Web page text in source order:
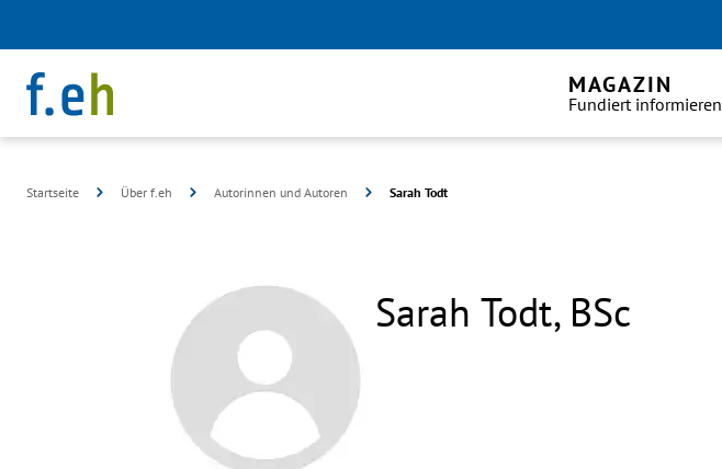
MAGAZIN
Fundiert informieren
Startseite Über f.eh Autorinnen und Autoren Sarah Todt
Sarah Todt, BSc